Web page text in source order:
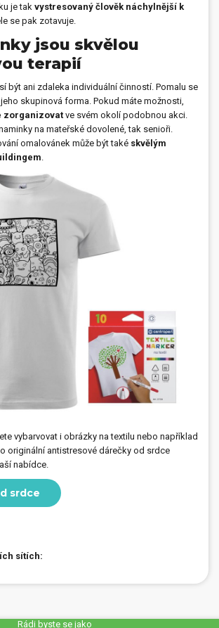
je tak vystresovaný člověk náchylnější k
se pak zotavuje.
jsou skvělou
terapií
být ani zdaleka individuální činností. Pomalu se
skupinová forma. Pokud máte možnosti,
zorganizovat ve svém okolí podobnou akci.
na mateřské dovolené, tak senioři.
omalovánek může být také skvělým
vybarvovat i obrázky na textilu nebo například
originální antistresové dárečky od srdce
nabídce.
srdce
sítích:
Rádi byste se jako